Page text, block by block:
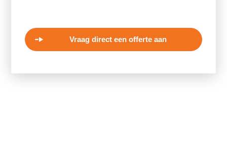
Vraag direct een offerte aan